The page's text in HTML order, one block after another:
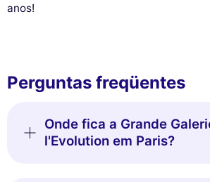
anos!
Perguntas freqüentes
Onde fica a Grande
l'Evolution em Paris?